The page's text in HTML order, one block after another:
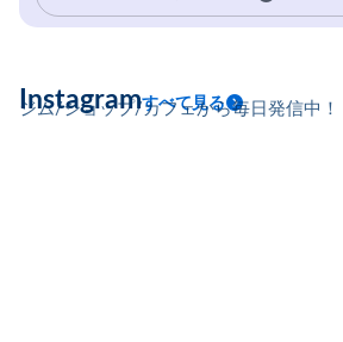
ジム/ショップ/カフェから毎日発信中！
Instagramすべて見る